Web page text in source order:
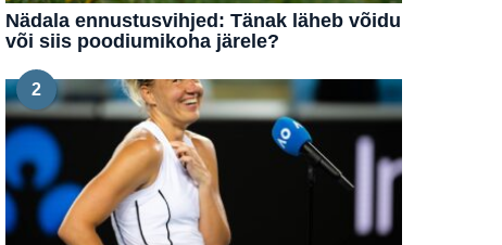
Nädala ennustusvihjed: Tänak läheb võidu
või siis poodiumikoha järele?
2